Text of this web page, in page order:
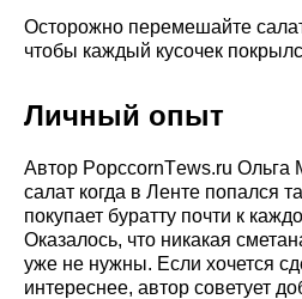
Осторожно перемешайте
чтобы каждый кусочек
Личный опыт
Автор PopccornТews.ru Ольга
салат когда в Ленте попался
покупает буратту почти к
Оказалось, что никакая
уже не нужны. Если хочется
интереснее, автор советует